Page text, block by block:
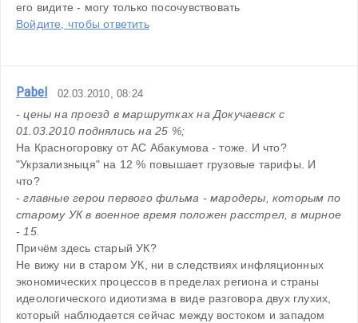
его видите - могу только посочувствовать
Войдите, чтобы ответить
Pabel 02.03.2010, 08:24
- цены на проезд в маршрутках на Докучаевск с
01.03.2010 поднялись на 25 %;
На Красногоровку от АС Абакумова - тоже. И что?
"Укрзализныця" на 12 % повышает грузовые тарифы. И
что?
- главные герои первого фильма - мародеры, которым по
старому УК в военное время положен расстрел, в мирное
- 15.
Причём здесь старый УК?
Не вижу ни в старом УК, ни в следствиях инфляционных
экономических процессов в пределах региона и страны
идеологического идиотизма в виде разговора двух глухих,
который наблюдается сейчас между востоком и западом